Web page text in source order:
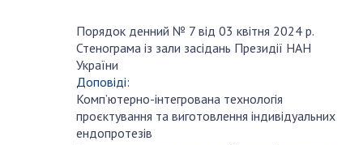
Порядок денний № 7 від 03 квітня 2024 р.
Стенограма із зали засідань Президії НАН
України
Доповіді:
Комп’ютерно-інтегрована технологія
проєктування та виготовлення індивідуальних
ендопротезів